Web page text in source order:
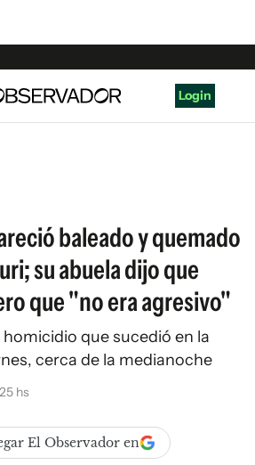
Login
baleado y quemado
su abuela dijo que
que "no era agresivo"
que sucedió en la
cerca de la medianoche
hs
El Observador en